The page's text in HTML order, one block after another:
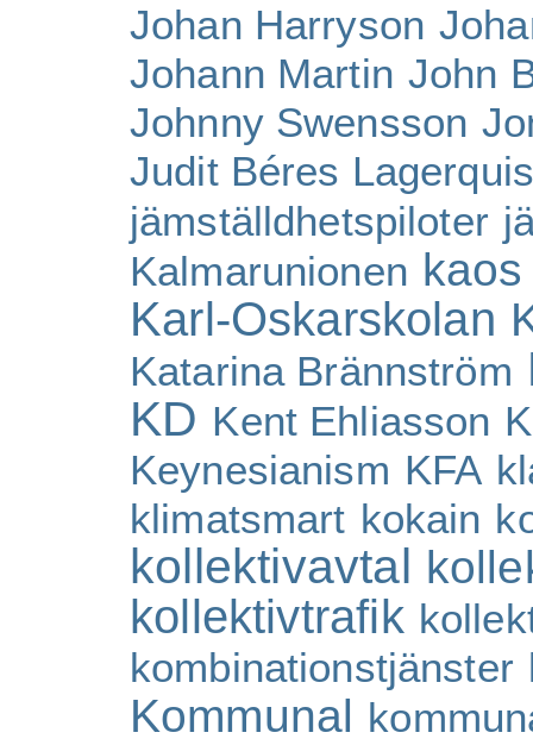
Johan Harryson
Johann Martin John
Johnny Swensson
Judit Béres
jämställdhetspiloter
Kalmarunionen kaos
Karl-Oskarskolan
Katarina Brännström
KD Kent Ehliasson
Keynesianism KFA
klimatsmart kokain
kollektivavtal
kollektivtrafik
kombinationstjänster
Kommunal